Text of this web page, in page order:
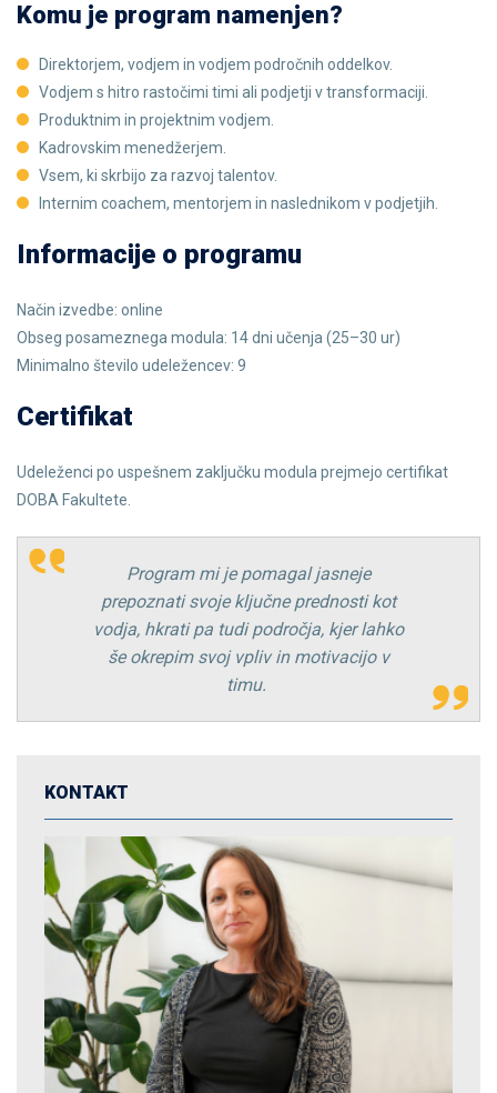
Komu je program namenjen?
Direktorjem, vodjem in vodjem področnih oddelkov.
Vodjem s hitro rastočimi timi ali podjetji v transformaciji.
Produktnim in projektnim vodjem.
Kadrovskim menedžerjem.
Vsem, ki skrbijo za razvoj talentov.
Internim coachem, mentorjem in naslednikom v podjetjih.
Informacije o programu
Način izvedbe: online
Obseg posameznega modula: 14 dni učenja (25–30 ur)
Minimalno število udeležencev: 9
Certifikat
Udeleženci po uspešnem zaključku modula prejmejo certifikat
DOBA Fakultete.
Program mi je pomagal jasneje
prepoznati svoje ključne prednosti kot
vodja, hkrati pa tudi področja, kjer lahko
še okrepim svoj vpliv in motivacijo v
timu.
KONTAKT